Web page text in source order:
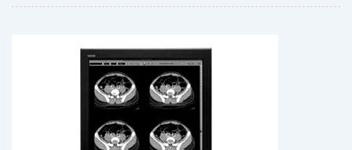
- IQ Sensor® II incorporado para la calibración DICOM
descargar folleto